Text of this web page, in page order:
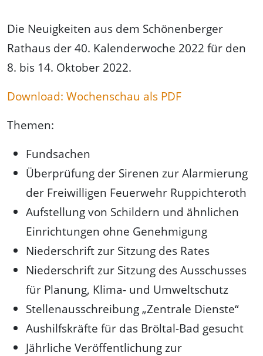
Die Neuigkeiten aus dem Schönenberger
Rathaus der 40. Kalenderwoche 2022 für den
8. bis 14. Oktober 2022.
Download: Wochenschau als PDF
Themen:
Fundsachen
Überprüfung der Sirenen zur Alarmierung
der Freiwilligen Feuerwehr Ruppichteroth
Aufstellung von Schildern und ähnlichen
Einrichtungen ohne Genehmigung
Niederschrift zur Sitzung des Rates
Niederschrift zur Sitzung des Ausschusses
für Planung, Klima- und Umweltschutz
Stellenausschreibung „Zentrale Dienste“
Aushilfskräfte für das Bröltal-Bad gesucht
Jährliche Veröffentlichung zur